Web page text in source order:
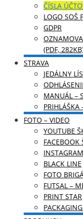
ČÍSLA
LOGO SOŠ
GDPR
(PDF,
STRAVA
JEDÁLNY
MANUÁL –
PRIHLÁŠKA
FOTO – VIDEO
YOUTUBE
FACEBOOK
BLACK LINE
FOTO
FUTSAL –
PRINT STAR